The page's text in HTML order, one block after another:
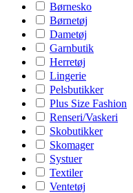
Børnesko
Børnetøj
Dametøj
Garnbutik
Herretøj
Lingerie
Pelsbutikker
Plus Size Fashion
Renseri/Vaskeri
Skobutikker
Skomager
Systuer
Textiler
Ventetøj